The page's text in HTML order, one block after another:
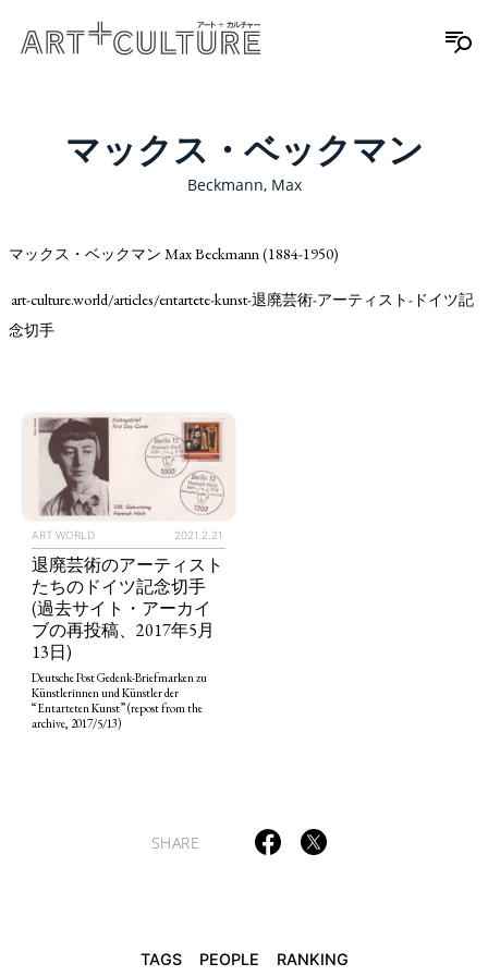
TAGS PEOPLE
マックス・ベックマン
Beckmann, Max
マックス・ベックマン Max Beckmann (1884-1950)
art-culture.world/articles/entartete-kunst-退廃芸術-アーティスト-ドイツ記
念切手
ART WORLD 2021.2.21
退廃芸術のアーティスト
たちのドイツ記念切手
(過去サイト・アーカイ
ブの再投稿、2017年5月
13日)
Deutsche Post Gedenk-Briefmarken zu
Künstlerinnen und Künstler der
“Entarteten Kunst” (repost from the
archive, 2017/5/13)
SHARE
TAGS PEOPLE RANKING